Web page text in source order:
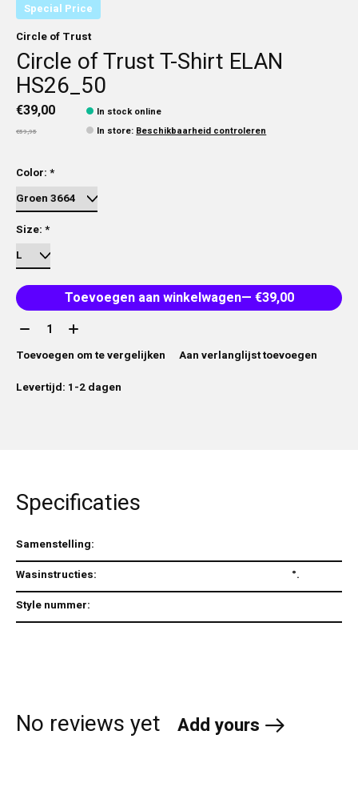
Special Price
Circle of Trust
Circle of Trust T-Shirt ELAN
HS26_50
€39,00
€59,95
In stock online
In store: Beschikbaarheid controleren
Color: *
Size: *
Toevoegen aan winkelwagen
— €39,00
Aantal:
Toevoegen om te vergelijken
Aan verlanglijst toevoegen
Levertijd: 1-2 dagen
Specificaties
Samenstelling:
Wasinstructies:
°.
Style nummer:
No reviews yet Add yours